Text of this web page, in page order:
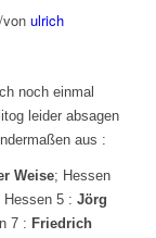
/von ulrich
noch einmal
leider absagen
aus :
Weise; Hessen
Hessen 5 : Jörg
7 : Friedrich